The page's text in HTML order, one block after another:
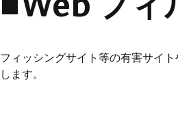
フィッシングサイト等の有害サイ
します。